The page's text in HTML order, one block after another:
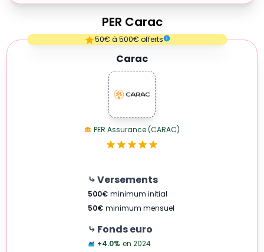
PER Carac
1 Star
Empty
50€ à 500€ offerts
Carac
PER Assurance (CARAC)
⤷ Versements
500€ minimum initial
50€ minimum mensuel
⤷ Fonds euro
+4.0% en 2024